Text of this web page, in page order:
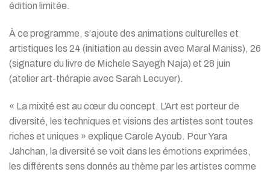
édition limitée.
À ce programme, s’ajoute des animations culturelles et
artistiques les 24 (initiation au dessin avec Maral Maniss), 26
(signature du livre de Michele Sayegh Naja) et 28 juin
(atelier art-thérapie avec Sarah Lecuyer).
« La mixité est au cœur du concept. L’Art est porteur de
diversité, les techniques et visions des artistes sont toutes
riches et uniques » explique Carole Ayoub. Pour Yara
Jahchan, la diversité se voit dans les émotions exprimées,
les différents sens donnés au thème par les artistes comme